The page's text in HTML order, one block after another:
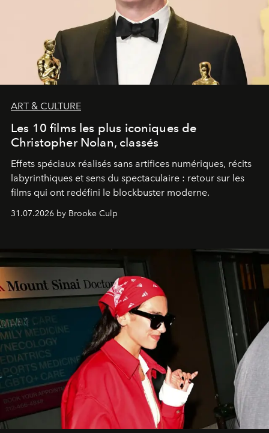
ART & CULTURE
Les 10 films les plus iconiques de
Christopher Nolan, classés
Effets spéciaux réalisés sans artifices numériques, récits
labyrinthiques et sens du spectaculaire : retour sur les
films qui ont redéfini le blockbuster moderne.
31.07.2026 by Brooke Culp